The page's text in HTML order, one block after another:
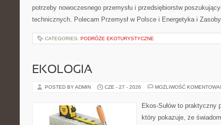
potrzeby nowoczesnego przemysłu i przedsiębiorstw
technicznych. Polecam Przemysł w Polsce i Energetyka i
CATEGORIES: PODRÓŻE EKOTURYSTYCZNE
EKOLOGIA
POSTED BY ADMIN CZE - 27 - 2026 MOŻLIWOŚĆ
Ekos-Sułów to praktyczny
który pokazuje, że